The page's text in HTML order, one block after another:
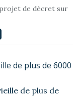
de décret sur
de plus de 6000